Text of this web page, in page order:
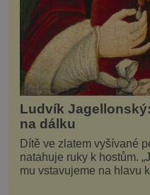
Ludvík
na dálku
Dítě ve zlatem vyšívané
natahuje ruky k hostům.
mu vstavujeme na hlavu
pro které je k neuvěření,